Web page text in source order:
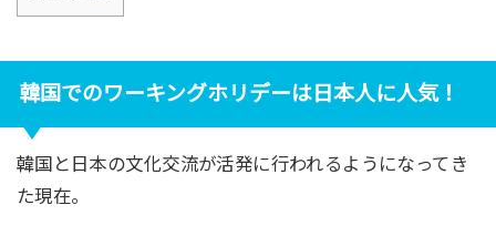
韓国でのワーキングホリデーは日本人に人気！
韓国と日本の文化交流が活発に行われるようになってき
た現在。